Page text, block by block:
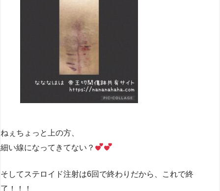
ねぇちょっと上の方、
細い線になってきてない？
そしてステロイド注射は6回で終わりだから、これで終
了！！！